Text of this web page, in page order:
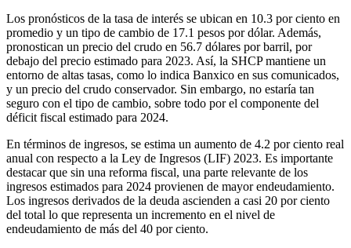
Los pronósticos de la tasa de interés se ubican en 10.3 por ciento en
promedio y un tipo de cambio de 17.1 pesos por dólar. Además,
pronostican un precio del crudo en 56.7 dólares por barril, por
debajo del precio estimado para 2023. Así, la SHCP mantiene un
entorno de altas tasas, como lo indica Banxico en sus comunicados,
y un precio del crudo conservador. Sin embargo, no estaría tan
seguro con el tipo de cambio, sobre todo por el componente del
déficit fiscal estimado para 2024.
En términos de ingresos, se estima un aumento de 4.2 por ciento real
anual con respecto a la Ley de Ingresos (LIF) 2023. Es importante
destacar que sin una reforma fiscal, una parte relevante de los
ingresos estimados para 2024 provienen de mayor endeudamiento.
Los ingresos derivados de la deuda ascienden a casi 20 por ciento
del total lo que representa un incremento en el nivel de
endeudamiento de más del 40 por ciento.